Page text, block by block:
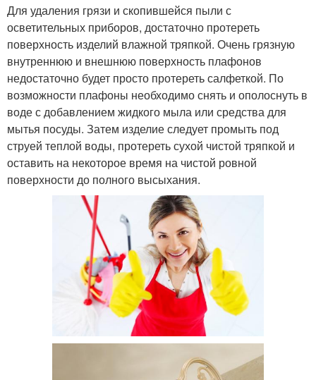
Для удаления грязи и скопившейся пыли с
осветительных приборов, достаточно протереть
поверхность изделий влажной тряпкой. Очень грязную
внутреннюю и внешнюю поверхность плафонов
недостаточно будет просто протереть салфеткой. По
возможности плафоны необходимо снять и ополоснуть в
воде с добавлением жидкого мыла или средства для
мытья посуды. Затем изделие следует промыть под
струей теплой воды, протереть сухой чистой тряпкой и
оставить на некоторое время на чистой ровной
поверхности до полного высыхания.